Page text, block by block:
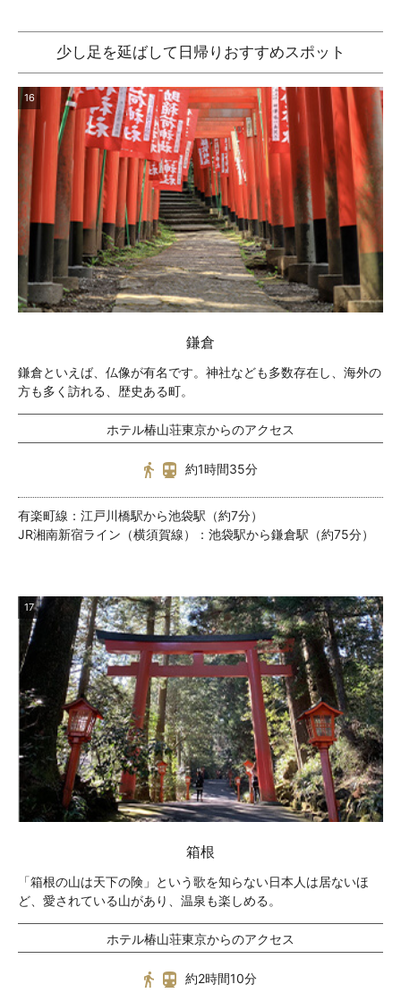
少し足を延ばして日帰りおすすめスポット
16
鎌倉
鎌倉といえば、仏像が有名です。神社なども多数存在し、海外の
方も多く訪れる、歴史ある町。
ホテル椿山荘東京からのアクセス
約1時間35分
有楽町線：江戸川橋駅から池袋駅（約7分）
JR湘南新宿ライン（横須賀線）：池袋駅から鎌倉駅（約75分）
17
箱根
「箱根の山は天下の険」という歌を知らない日本人は居ないほ
ど、愛されている山があり、温泉も楽しめる。
ホテル椿山荘東京からのアクセス
約2時間10分